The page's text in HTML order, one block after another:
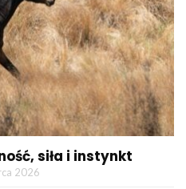
siła i instynkt
2026